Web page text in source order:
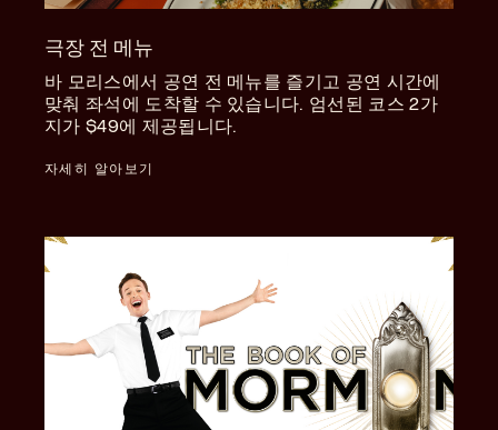
극장 전 메뉴
바 모리스에서 공연 전 메뉴를 즐기고 공연 시간에
맞춰 좌석에 도착할 수 있습니다. 엄선된 코스 2가
지가 $49에 제공됩니다.
자세히 알아보기